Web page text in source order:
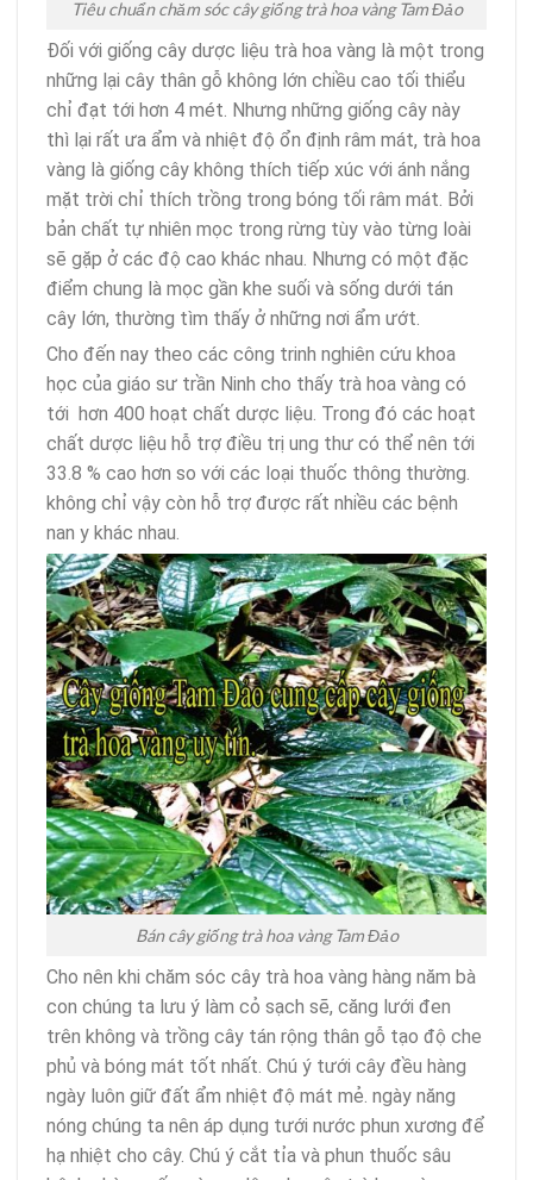
Tiêu chuẩn chăm sóc cây giống trà hoa vàng Tam Đảo
Đối với giống cây dược liệu trà hoa vàng là một trong
những lại cây thân gỗ không lớn chiều cao tối thiểu
chỉ đạt tới hơn 4 mét. Nhưng những giống cây này
thì lại rất ưa ẩm và nhiệt độ ổn định râm mát, trà hoa
vàng là giống cây không thích tiếp xúc với ánh nắng
mặt trời chỉ thích trồng trong bóng tối râm mát. Bởi
bản chất tự nhiên mọc trong rừng tùy vào từng loài
sẽ gặp ở các độ cao khác nhau. Nhưng có một đặc
điểm chung là mọc gần khe suối và sống dưới tán
cây lớn, thường tìm thấy ở những nơi ẩm ướt.
Cho đến nay theo các công trinh nghiên cứu khoa
học của giáo sư trần Ninh cho thấy trà hoa vàng có
tới hơn 400 hoạt chất dược liệu. Trong đó các hoạt
chất dược liệu hỗ trợ điều trị ung thư có thể nên tới
33.8 % cao hơn so với các loại thuốc thông thường.
không chỉ vậy còn hỗ trợ được rất nhiều các bệnh
nan y khác nhau.
Bán cây giống trà hoa vàng Tam Đảo
Cho nên khi chăm sóc cây trà hoa vàng hàng năm bà
con chúng ta lưu ý làm cỏ sạch sẽ, căng lưới đen
trên không và trồng cây tán rộng thân gỗ tạo độ che
phủ và bóng mát tốt nhất. Chú ý tưới cây đều hàng
ngày luôn giữ đất ẩm nhiệt độ mát mẻ. ngày năng
nóng chúng ta nên áp dụng tưới nước phun xương để
hạ nhiệt cho cây. Chú ý cắt tỉa và phun thuốc sâu